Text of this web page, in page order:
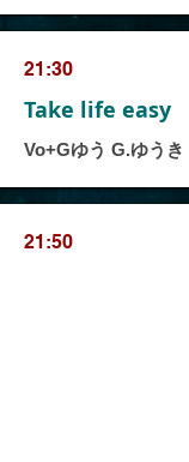
21:30
Take life easy
Vo+Gゆう G.ゆうき
21:50